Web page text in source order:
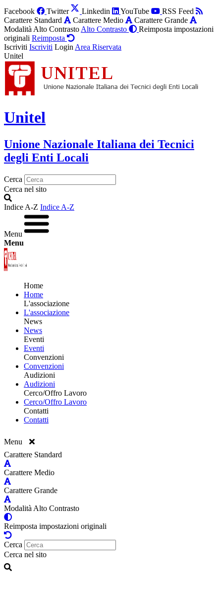
Facebook Twitter Linkedin YouTube
RSS Feed
Carattere Standard
Carattere Medio
Carattere Grande
Modalità Alto Contrasto Alto Contrasto
Reimposta impostazioni
originali Reimposta
Iscriviti Iscriviti Login Area Riservata
Unitel
Unitel
Unione Nazionale Italiana dei Tecnici
degli Enti Locali
Cerca
Cerca nel sito
Indice A-Z Indice A-Z
Menu
Menu
Home
Home
L'associazione
L'associazione
News
News
Eventi
Eventi
Convenzioni
Convenzioni
Audizioni
Audizioni
Cerco/Offro Lavoro
Cerco/Offro Lavoro
Contatti
Contatti
Menu
Carattere Standard
Carattere Medio
Carattere Grande
Modalità Alto Contrasto
Reimposta impostazioni originali
Cerca
Cerca nel sito